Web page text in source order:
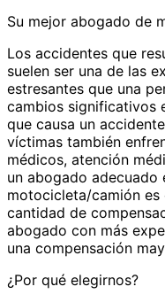
Su mejor abogado de
Los accidentes que
suelen ser una de las
estresantes que una
cambios significativos
que causa un
víctimas también
médicos, atención
un abogado adecuado
motocicleta/camión es
cantidad de
abogado con más
una compensación
¿Por qué elegirnos?